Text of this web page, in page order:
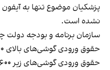
پزشکیان موضوع تنها به
نشده است.
سازمان برنامه و بودجه